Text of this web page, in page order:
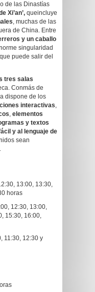
de las Dinastías
Xi’an’, queincluye
, muchas de las
de China. Entre
y un caballo
singularidad
puede salir del
tres salas
Conmás de
dispone de los
interactivas,
, elementos
y textos
y al lenguaje de
sean
13:00, 13:30,
horas
12:30, 13:00,
15:30, 16:00,
11:30, 12:30 y